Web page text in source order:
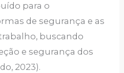
para o
de segurança e as
buscando
e segurança dos
2023).